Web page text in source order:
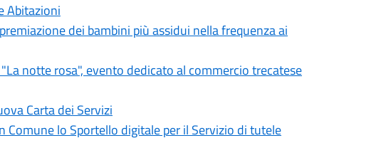
Abitazioni
dei bambini più assidui nella frequenza ai
notte rosa", evento dedicato al commercio trecatese
Carta dei Servizi
Comune lo Sportello digitale per il Servizio di tutele